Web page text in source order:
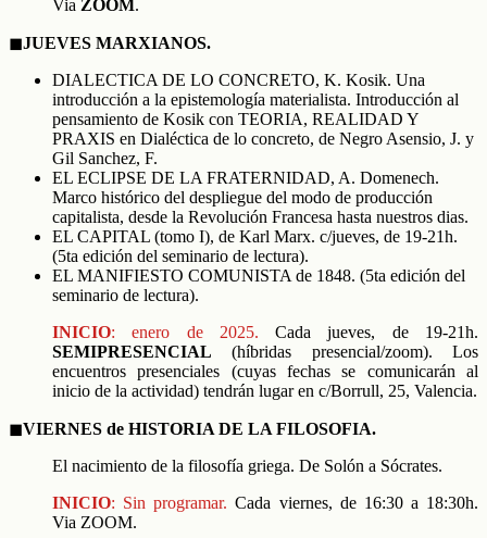
Via ZOOM .
◼︎JUEVES MARXIANOS.
DIALECTICA DE LO CONCRETO, K. Kosik. Una
introducción a la epistemología materialista. Introducción al
pensamiento de Kosik con TEORIA, REALIDAD Y
PRAXIS en Dialéctica de lo concreto, de Negro Asensio, J. y
Gil Sanchez, F.
EL ECLIPSE DE LA FRATERNIDAD, A. Domenech.
Marco histórico del despliegue del modo de producción
capitalista, desde la Revolución Francesa hasta nuestros dias.
EL CAPITAL (tomo I), de Karl Marx. c/jueves, de 19-21h.
(5ta edición del seminario de lectura).
EL MANIFIESTO COMUNISTA de 1848. (5ta edición del
seminario de lectura).
INICIO:enero de 2025.Cada jueves, de 19-21h.
SEMIPRESENCIAL (híbridas presencial/zoom). Los
encuentros presenciales (cuyas fechas se comunicarán al
inicio de la actividad) tendrán lugar en c/Borrull, 25, Valencia.
◼︎VIERNES de HISTORIA DE LA FILOSOFIA.
El nacimiento de la filosofía griega. De Solón a Sócrates.
INICIO: Sin programar.Cada viernes, de 16:30 a 18:30h.
Via ZOOM.